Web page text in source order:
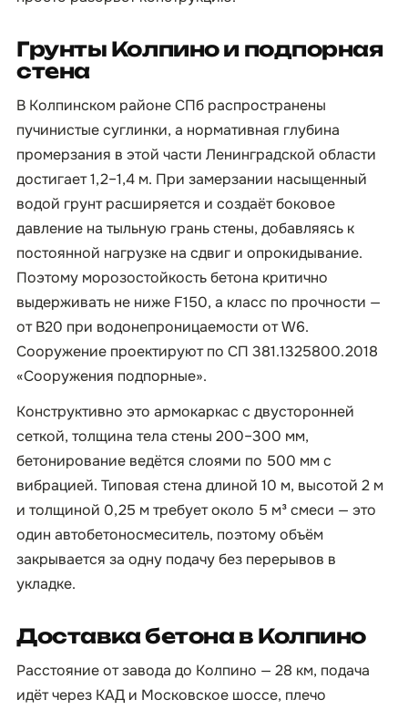
Грунты Колпино и подпорная
стена
В Колпинском районе СПб распространены
пучинистые суглинки, а нормативная глубина
промерзания в этой части Ленинградской области
достигает 1,2–1,4 м. При замерзании насыщенный
водой грунт расширяется и создаёт боковое
давление на тыльную грань стены, добавляясь к
постоянной нагрузке на сдвиг и опрокидывание.
Поэтому морозостойкость бетона критично
выдерживать не ниже F150, а класс по прочности —
от B20 при водонепроницаемости от W6.
Сооружение проектируют по СП 381.1325800.2018
«Сооружения подпорные».
Конструктивно это армокаркас с двусторонней
сеткой, толщина тела стены 200–300 мм,
бетонирование ведётся слоями по 500 мм с
вибрацией. Типовая стена длиной 10 м, высотой 2 м
и толщиной 0,25 м требует около 5 м³ смеси — это
один автобетоносмеситель, поэтому объём
закрывается за одну подачу без перерывов в
укладке.
Доставка бетона в Колпино
Расстояние от завода до Колпино — 28 км, подача
идёт через КАД и Московское шоссе, плечо